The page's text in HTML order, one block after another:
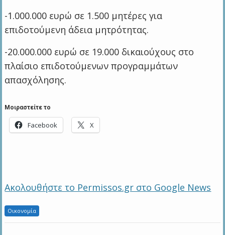
-1.000.000 ευρώ σε 1.500 μητέρες για
επιδοτούμενη άδεια μητρότητας.
-20.000.000 ευρώ σε 19.000 δικαιούχους στο
πλαίσιο επιδοτούμενων προγραμμάτων
απασχόλησης.
Μοιραστείτε το
Facebook X
Ακολουθήστε το Permissos.gr στο Google News
Οικονομία